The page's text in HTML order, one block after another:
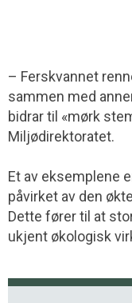
– Ferskvannet
sammen med
bidrar til «mørk
Miljødirektoratet.
Et av eksemplene
påvirket av den
Dette fører til at
ukjent økologisk